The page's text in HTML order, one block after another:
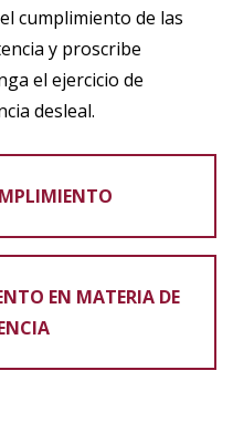
cumplimiento de las
y proscribe
el ejercicio de
desleal.
EN MATERIA DE